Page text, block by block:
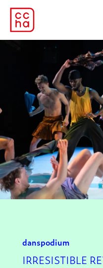
danspodium
IRRESISTIBLE